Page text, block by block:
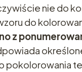
nie do
do
z
pokolorowania